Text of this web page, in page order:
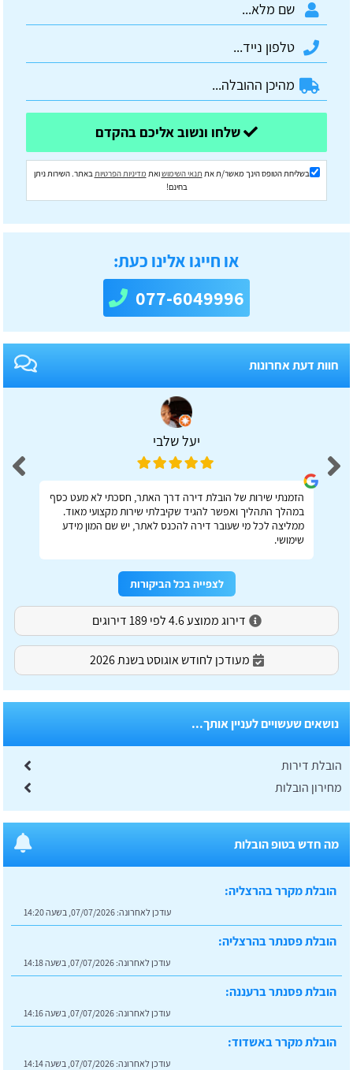
בשליחת הטופס הינך מאשר/ת את תנאי השימושואת מדיניות הפרטיותבאתר. השירות ניתן
בחינם!
או חייגו אלינו כעת:
077-6049996
חוות דעת אחרונות
יעל שלבי
הזמנתי שירות של הובלת דירה דרך האתר, חסכתי לא מעט כסף
במהלך התהליך ואפשר להגיד שקיבלתי שירות מקצועי מאוד.
ממליצה לכל מי שעובר דירה להכנס לאתר, יש שם המון מידע
שימושי.
לצפייה בכל הביקורות
דירוג ממוצע 4.6 לפי 189 דירוגים
מעודכן לחודש אוגוסט בשנת 2026
נושאים שעשויים לעניין אותך...
הובלת דירות
מחירון הובלות
מה חדש בטופ הובלות
הובלת מקרר בהרצליה:
עודכן לאחרונה: 07/07/2026, בשעה 14:20
הובלת פסנתר בהרצליה:
עודכן לאחרונה: 07/07/2026, בשעה 14:18
הובלת פסנתר ברעננה:
עודכן לאחרונה: 07/07/2026, בשעה 14:16
הובלת מקרר באשדוד:
עודכן לאחרונה: 07/07/2026, בשעה 14:14